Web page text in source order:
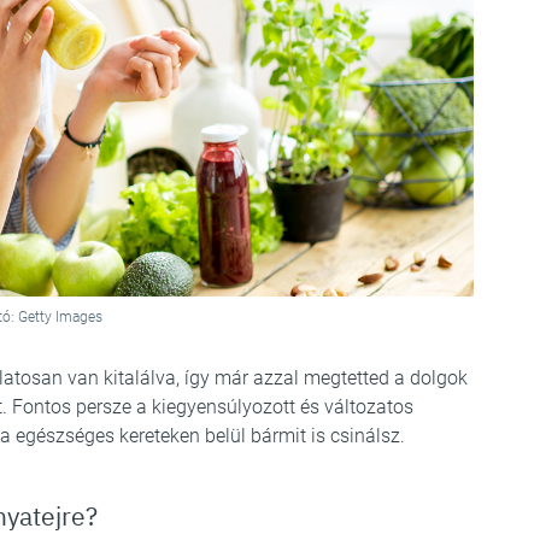
Getty Images
van kitalálva, így már azzal megtetted a dolgok
Fontos persze a kiegyensúlyozott és változatos
kereteken belül bármit is csinálsz.